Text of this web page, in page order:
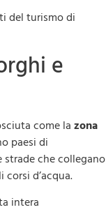
del turismo di
e
come la zona
paesi di
strade che collegano
d’acqua.
intera